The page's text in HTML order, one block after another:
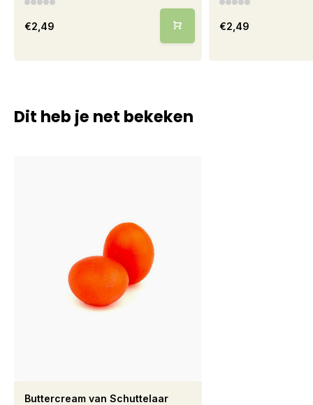
€2,49 €2,49
Dit heb je net bekeken
Buttercream van Schuttelaar